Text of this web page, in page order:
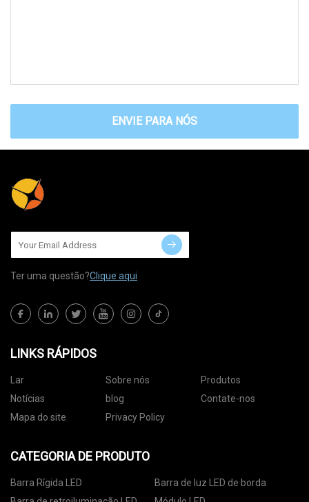
ENVIE PARA NÓS
Ter uma questão?Clique aqui
LINKS RÁPIDOS
Lar Sobre nós
Produtos
Notícias
blog
Contate-nos
Mapa do site
Privacy Policy
CATEGORIA DE PRODUTO
Barra Rígida LED
Barra de luz LED de borda